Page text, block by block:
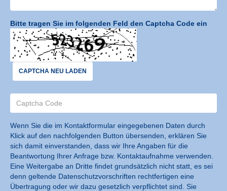
Bitte tragen Sie im folgenden Feld den Captcha Code ein
CAPTCHA NEU LADEN
Wenn Sie die im Kontaktformular eingegebenen Daten durch
Klick auf den nachfolgenden Button übersenden, erklären Sie
sich damit einverstanden, dass wir Ihre Angaben für die
Beantwortung Ihrer Anfrage bzw. Kontaktaufnahme verwenden.
Eine Weitergabe an Dritte findet grundsätzlich nicht statt, es sei
denn geltende Datenschutzvorschriften rechtfertigen eine
Übertragung oder wir dazu gesetzlich verpflichtet sind. Sie